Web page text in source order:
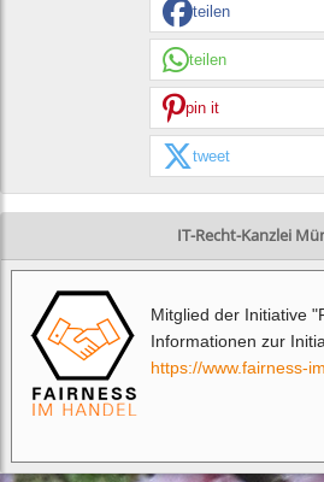
teilen
teilen
pin it
tweet
IT-Recht-Kanzlei
Mitglied der Initiative
Informationen zur
https://www.fairness-